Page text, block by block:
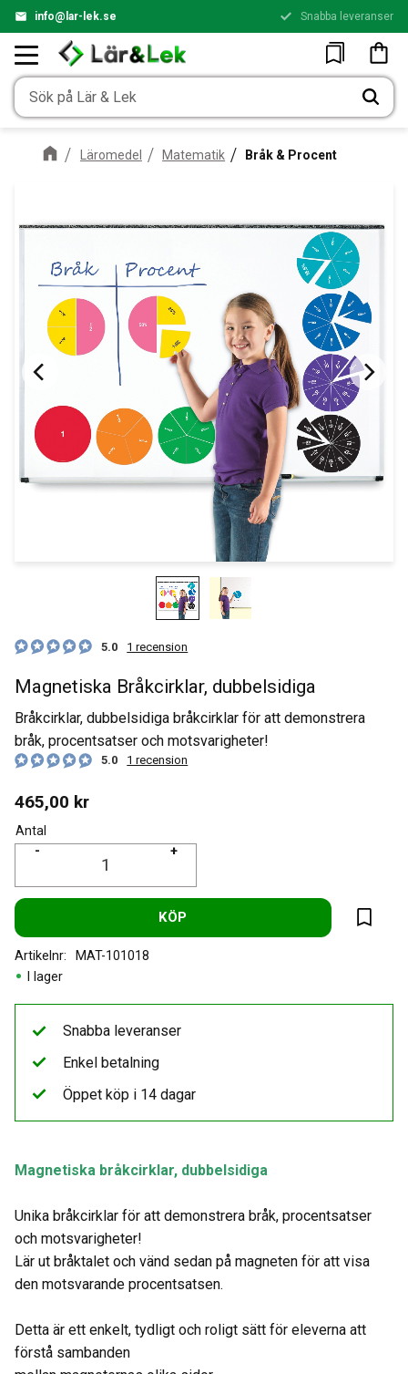
info@lar-lek.se Snabba leveranser
Favoriter
Läromedel Matematik Bråk & Procent
5.0 1 recension
Magnetiska Bråkcirklar, dubbelsidiga
Bråkcirklar, dubbelsidiga bråkcirklar för att demonstrera
bråk, procentsatser och motsvarigheter!
5.0 1 recension
465,00 kr
Antal
+
-
KÖP
Lägg
I lager
Artikelnr MAT-101018
Magnetiska bråkcirklar, dubbelsidiga
Unika bråkcirklar för att demonstrera bråk, procentsatser
och motsvarigheter!
Lär ut bråktalet och vänd sedan på magneten för att visa
den motsvarande procentsatsen.
Detta är ett enkelt, tydligt och roligt sätt för eleverna att
förstå sambanden
Snabba leveranser
Enkel betalning
Öppet köp i 14 dagar